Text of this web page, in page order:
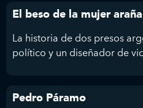
El beso de la mujer araña
La historia de dos presos
político y un diseñador de
Pedro Páramo